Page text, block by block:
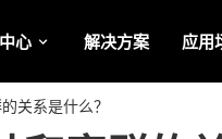
心 解决方案 应用
关系是什么？